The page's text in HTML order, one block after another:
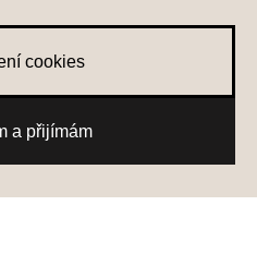
Získat nabídku Konfigurátor
osobních údajů
příjemců
podmínky
cookies
a přijímám